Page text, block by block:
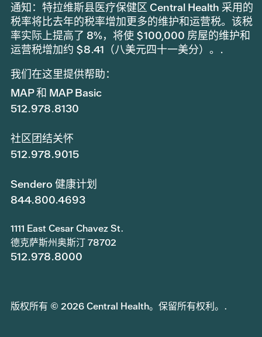
通知：特拉维斯县医疗保健区 Central Health 采用的
税率将比去年的税率增加更多的维护和运营税。该税
率实际上提高了 8%，将使 $100,000 房屋的维护和
运营税增加约 $8.41（八美元四十一美分）。.
我们在这里提供帮助：
MAP 和 MAP Basic
512.978.8130
社区团结关怀
512.978.9015
Sendero 健康计划
844.800.4693
1111 East Cesar Chavez St.
德克萨斯州奥斯汀 78702
512.978.8000
版权所有 © 2026 Central Health。保留所有权利。.